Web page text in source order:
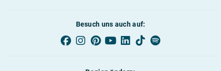
Besuch uns auch auf: